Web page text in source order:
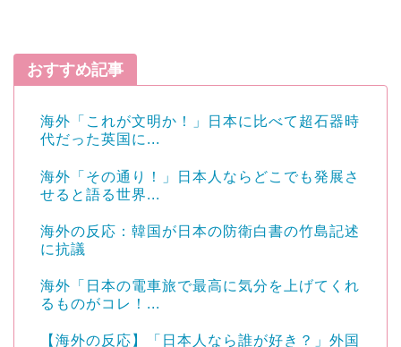
おすすめ記事
海外「これが文明か！」日本に比べて超石器時
代だった英国に...
海外「その通り！」日本人ならどこでも発展さ
せると語る世界...
海外の反応：韓国が日本の防衛白書の竹島記述
に抗議
海外「日本の電車旅で最高に気分を上げてくれ
るものがコレ！...
【海外の反応】「日本人なら誰が好き？」外国